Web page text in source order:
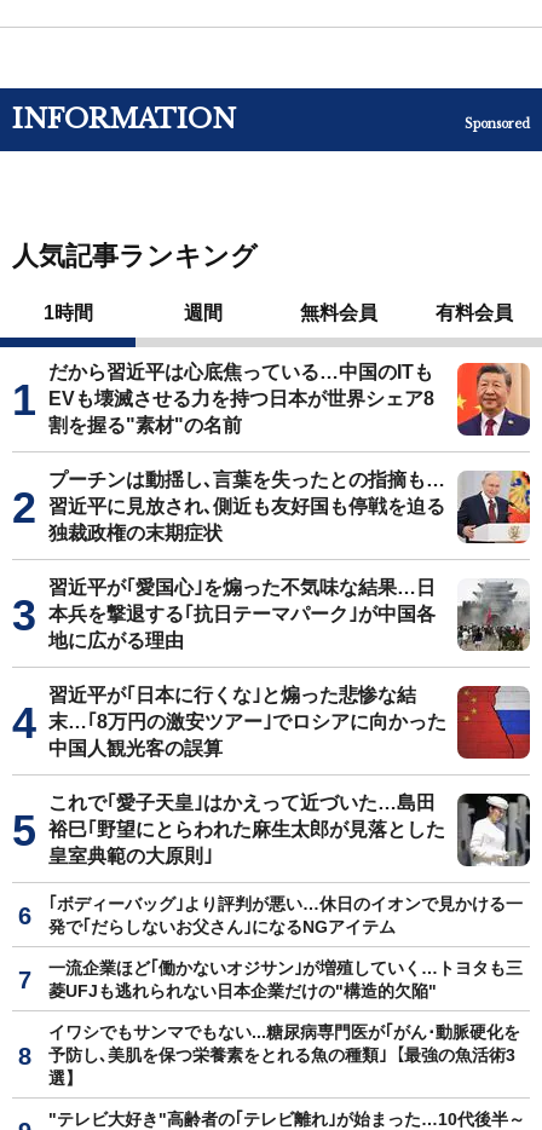
INFORMATION Sponsored
人気記事ランキング
1時間 週間 無料会員 有料会員
だから習近平は心底焦っている…中国のITも
EVも壊滅させる力を持つ日本が世界シェア8
割を握る"素材"の名前
プーチンは動揺し､言葉を失ったとの指摘も…
習近平に見放され､側近も友好国も停戦を迫る
独裁政権の末期症状
習近平が｢愛国心｣を煽った不気味な結果…日
本兵を撃退する｢抗日テーマパーク｣が中国各
地に広がる理由
習近平が｢日本に行くな｣と煽った悲惨な結
末…｢8万円の激安ツアー｣でロシアに向かった
中国人観光客の誤算
これで｢愛子天皇｣はかえって近づいた…島田
裕巳｢野望にとらわれた麻生太郎が見落とした
皇室典範の大原則｣
｢ボディーバッグ｣より評判が悪い…休日のイオンで見かける一
発で｢だらしないお父さん｣になるNGアイテム
一流企業ほど｢働かないオジサン｣が増殖していく…トヨタも三
菱UFJも逃れられない日本企業だけの"構造的欠陥"
イワシでもサンマでもない...糖尿病専門医が｢がん･動脈硬化を
予防し､美肌を保つ栄養素をとれる魚の種類｣【最強の魚活術3
選】
"テレビ大好き"高齢者の｢テレビ離れ｣が始まった…10代後半～